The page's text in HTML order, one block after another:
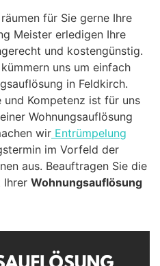
für Sie gerne Ihre
Meister erledigen Ihre
und kostengünstig.
uns um einfach
in Feldkirch.
Kompetenz ist für uns
Wohnungsauflösung
wir Entrümpelung
im Vorfeld der
aus. Beauftragen Sie die
Ihrer Wohnungsauflösung